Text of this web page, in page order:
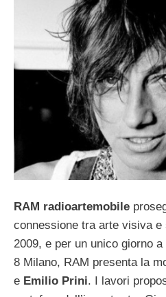
RAM radioartemobile
connessione tra arte visiva
2009, e per un unico giorno a
8 Milano, RAM presenta la
e Emilio Prini. I lavori